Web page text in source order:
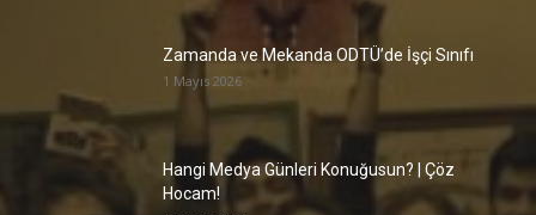
Zamanda ve Mekanda ODTÜ’de İşçi Sınıfı
1 Mayıs 2026
Hangi Medya Günleri Konuğusun? | Çöz
Hocam!